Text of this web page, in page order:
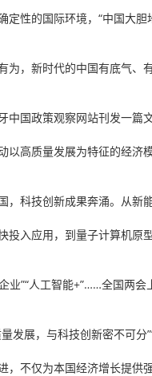
定性的国际环境，“中国大胆
为，新时代的中国有底气、有
中国政策观察网站刊发一篇
以高质量发展为特征的经济
，科技创新成果奔涌。从新
投入应用，到量子计算机原
业”“人工智能+”……全国两
发展，与科技创新密不可
，不仅为本国经济增长提供